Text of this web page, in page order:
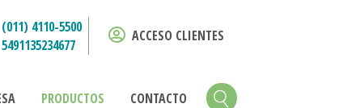
(011) 4110-5500
5491135234677
ACCESO CLIENTES
PRODUCTOS CONTACTO